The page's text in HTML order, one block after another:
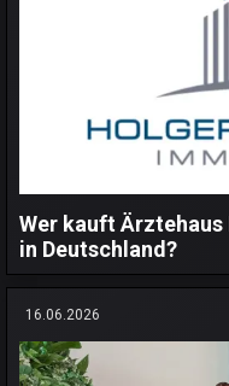
Wer kauft
in Deutschland?
16.06.2026